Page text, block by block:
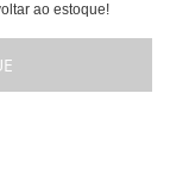
ao estoque!